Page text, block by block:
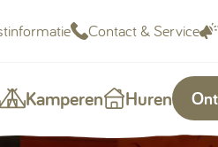
Contact & Service
Kamperen Huren